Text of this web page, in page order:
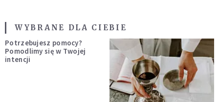
WYBRANE DLA CIEBIE
Potrzebujesz pomocy?
Pomodlimy się w Twojej
intencji